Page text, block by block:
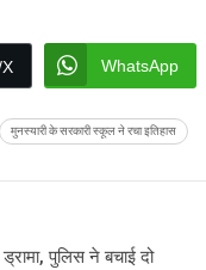
WhatsApp
मुनस्यारी के सरकारी स्कूल ने रचा इतिहास
पुलिस ने बचाई दो